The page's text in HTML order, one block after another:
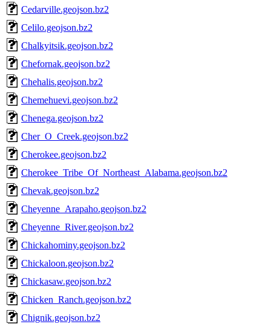
Cedarville.geojson.bz2
Celilo.geojson.bz2
Chalkyitsik.geojson.bz2
Chefornak.geojson.bz2
Chehalis.geojson.bz2
Chemehuevi.geojson.bz2
Chenega.geojson.bz2
Cher_O_Creek.geojson.bz2
Cherokee.geojson.bz2
Cherokee_Tribe_Of_Northeast_Alabama.geojson.bz2
Chevak.geojson.bz2
Cheyenne_Arapaho.geojson.bz2
Cheyenne_River.geojson.bz2
Chickahominy.geojson.bz2
Chickaloon.geojson.bz2
Chickasaw.geojson.bz2
Chicken_Ranch.geojson.bz2
Chignik.geojson.bz2